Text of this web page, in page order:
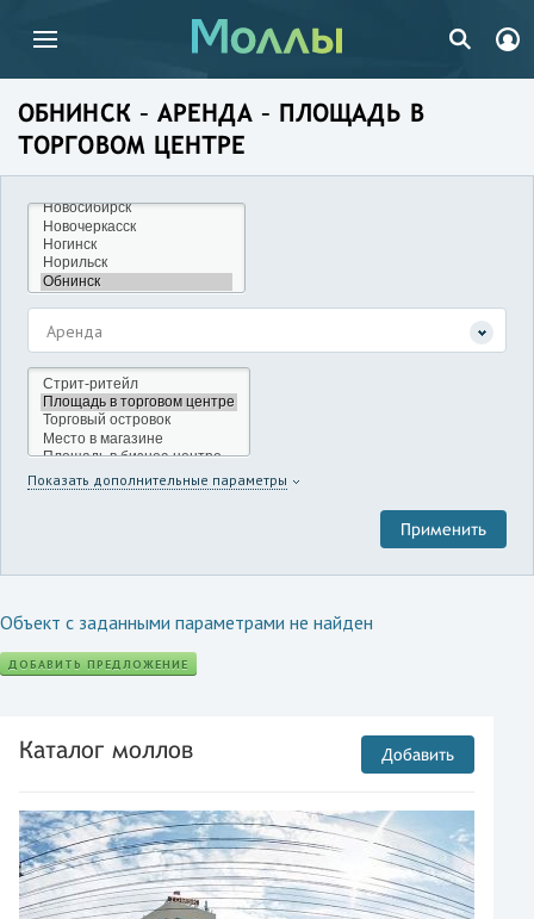
ОБНИНСК – АРЕНДА – ПЛОЩАДЬ В
ТОРГОВОМ ЦЕНТРЕ
Аренда
Показать дополнительные параметры
Объект с заданными параметрами не найден
ДОБАВИТЬ ПРЕДЛОЖЕНИЕ
Каталог моллов Добавить